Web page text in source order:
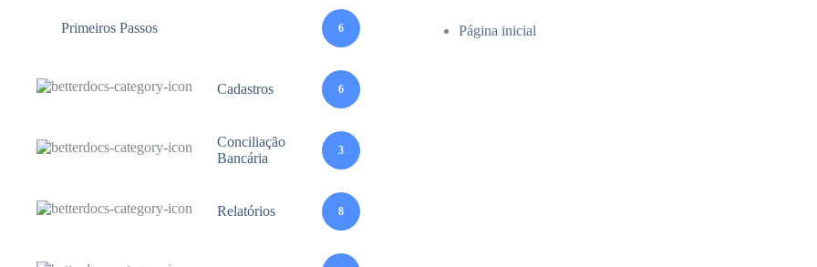
Primeiros Passos 6
Cadastros 6
Conciliação
Bancária
3
Relatórios 8
Página inicial